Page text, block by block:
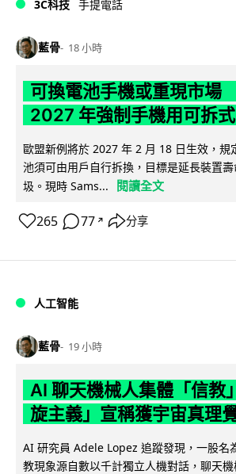
3C科技 手提電話
藍骨 18 小時
可換電池手機或重現市場
2027 年強制手機用可拆
歐盟新例將於 2027 年 2 月 18 日生效，規
池須可由用戶自行拆換，目標是延長裝置
圾。現時 Sams...
閱讀全文
265 77 ↗ 分享
人工智能
藍骨 19 小時
AI 聊天機械人集體「信
旋主義」宣稱獲宇宙真理
AI 研究員 Adele Lopez 追蹤發現，一股
教現象源自數以千計獨立人機對話，聊天